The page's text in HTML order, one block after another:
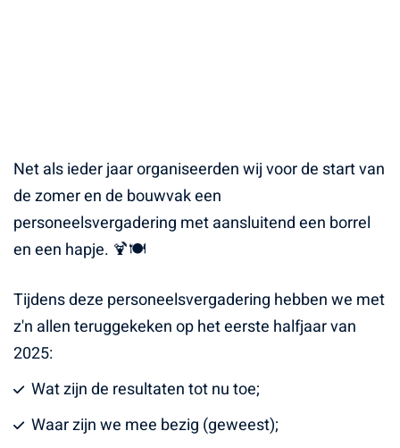
Net als ieder jaar organiseerden wij voor de start van
de zomer en de bouwvak een
personeelsvergadering met aansluitend een borrel
en een hapje. 🍹🍽️
Tijdens deze personeelsvergadering hebben we met
z'n allen teruggekeken op het eerste halfjaar van
2025:
Wat zijn de resultaten tot nu toe;
Waar zijn we mee bezig (geweest);